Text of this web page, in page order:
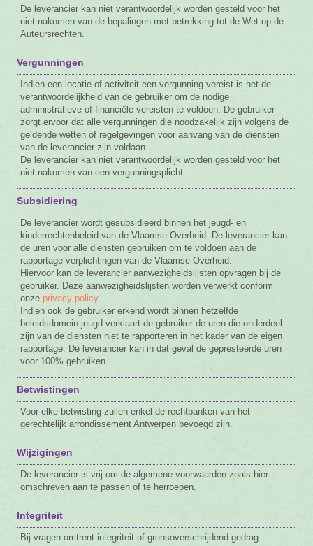
De leverancier kan niet verantwoordelijk worden gesteld voor het
niet-nakomen van de bepalingen met betrekking tot de Wet op de
Auteursrechten.
Vergunningen
Indien een locatie of activiteit een vergunning vereist is het de
verantwoordelijkheid van de gebruiker om de nodige
administratieve of financiële vereisten te voldoen. De gebruiker
zorgt ervoor dat alle vergunningen die noodzakelijk zijn volgens de
geldende wetten of regelgevingen voor aanvang van de diensten
van de leverancier zijn voldaan.
De leverancier kan niet verantwoordelijk worden gesteld voor het
niet-nakomen van een vergunningsplicht.
Subsidiering
De leverancier wordt gesubsidieerd binnen het jeugd- en
kinderrechtenbeleid van de Vlaamse Overheid. De leverancier kan
de uren voor alle diensten gebruiken om te voldoen aan de
rapportage verplichtingen van de Vlaamse Overheid.
Hiervoor kan de leverancier aanwezigheidslijsten opvragen bij de
gebruiker. Deze aanwezigheidslijsten worden verwerkt conform
onze privacy policy.
Indien ook de gebruiker erkend wordt binnen hetzelfde
beleidsdomein jeugd verklaart de gebruiker de uren die onderdeel
zijn van de diensten niet te rapporteren in het kader van de eigen
rapportage. De leverancier kan in dat geval de gepresteerde uren
voor 100% gebruiken.
Betwistingen
Voor elke betwisting zullen enkel de rechtbanken van het
gerechtelijk arrondissement Antwerpen bevoegd zijn.
Wijzigingen
De leverancier is vrij om de algemene voorwaarden zoals hier
omschreven aan te passen of te herroepen.
Integriteit
Bij vragen omtrent integriteit of grensoverschrijdend gedrag